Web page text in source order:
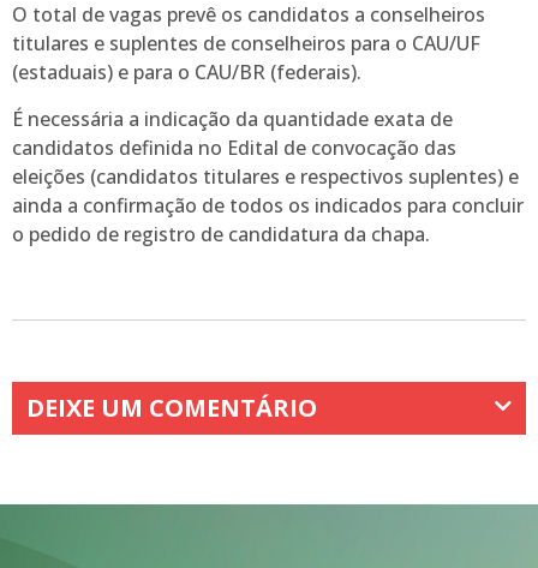
O total de vagas prevê os candidatos a conselheiros
titulares e suplentes de conselheiros para o CAU/UF
(estaduais) e para o CAU/BR (federais).
É necessária a indicação da quantidade exata de
candidatos definida no Edital de convocação das
eleições (candidatos titulares e respectivos suplentes) e
ainda a confirmação de todos os indicados para concluir
o pedido de registro de candidatura da chapa.
DEIXE UM COMENTÁRIO